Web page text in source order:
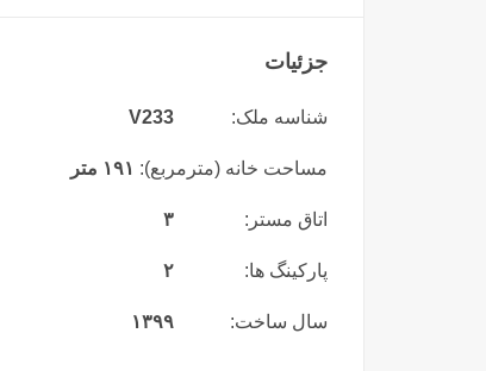
جزئیات
شناسه ملک: V233
مساحت خانه (مترمربع): ۱۹۱ متر
اتاق مستر: ۳
پارکینگ ها: ۲
سال ساخت: ۱۳۹۹